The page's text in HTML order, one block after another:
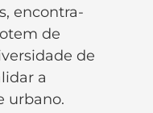
encontra-
de
de
a
urbano.